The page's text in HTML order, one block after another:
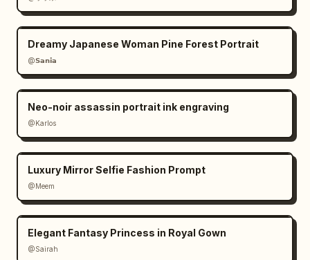
Dreamy Japanese Woman Pine Forest Portrait
@𝗦𝗮𝗻𝗶𝗮
Neo-noir assassin portrait ink engraving
@Karlos
Luxury Mirror Selfie Fashion Prompt
@Meem
Elegant Fantasy Princess in Royal Gown
@Sairah